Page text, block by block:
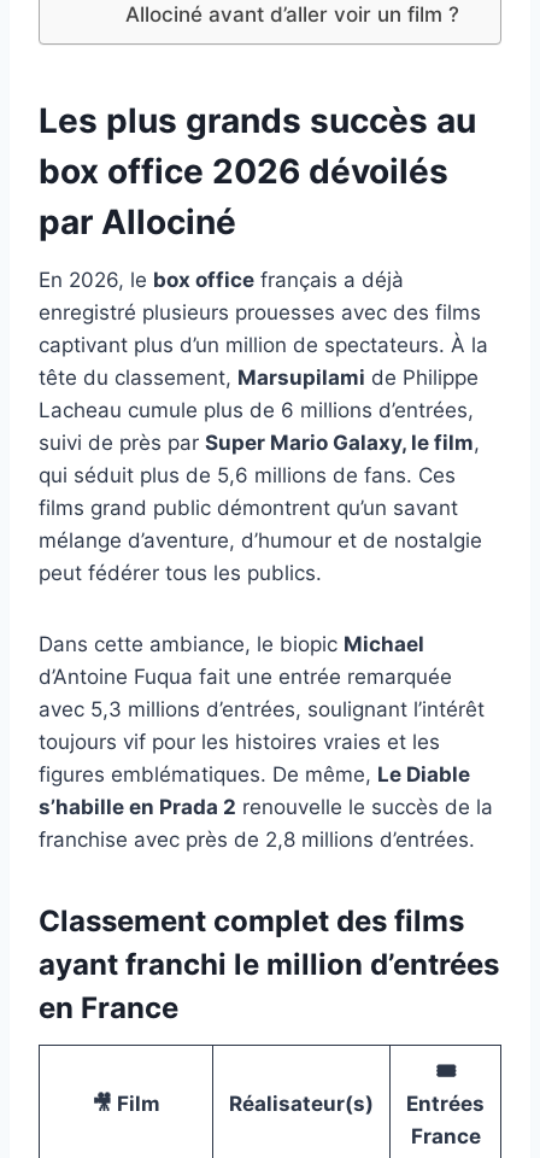
Allociné avant d’aller voir un film ?
Les plus grands succès au
box office 2026 dévoilés
par Allociné
En 2026, le box office français a déjà
enregistré plusieurs prouesses avec des films
captivant plus d’un million de spectateurs. À la
tête du classement, Marsupilami de Philippe
Lacheau cumule plus de 6 millions d’entrées,
suivi de près par Super Mario Galaxy, le film,
qui séduit plus de 5,6 millions de fans. Ces
films grand public démontrent qu’un savant
mélange d’aventure, d’humour et de nostalgie
peut fédérer tous les publics.
Dans cette ambiance, le biopic Michael
d’Antoine Fuqua fait une entrée remarquée
avec 5,3 millions d’entrées, soulignant l’intérêt
toujours vif pour les histoires vraies et les
figures emblématiques. De même, Le Diable
s’habille en Prada 2 renouvelle le succès de la
franchise avec près de 2,8 millions d’entrées.
Classement complet des films
ayant franchi le million d’entrées
en France
🎥 Film Réalisateur(s)
🎟️
Entrées
France